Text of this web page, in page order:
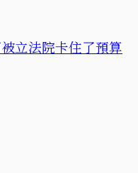
立法院卡住了預算